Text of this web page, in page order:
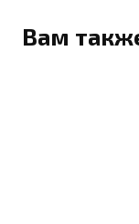
Вам